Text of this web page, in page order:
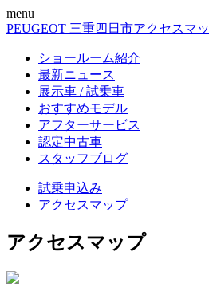
menu
PEUGEOT 三重四日市アクセスマ
ショールーム紹介
最新ニュース
展示車 / 試乗車
おすすめモデル
アフターサービス
認定中古車
スタッフブログ
試乗申込み
アクセスマップ
アクセスマップ